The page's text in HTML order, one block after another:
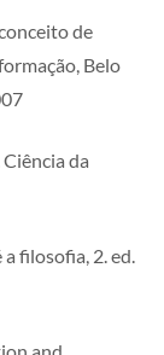
de
Belo
da
a filosofia, 2. ed.